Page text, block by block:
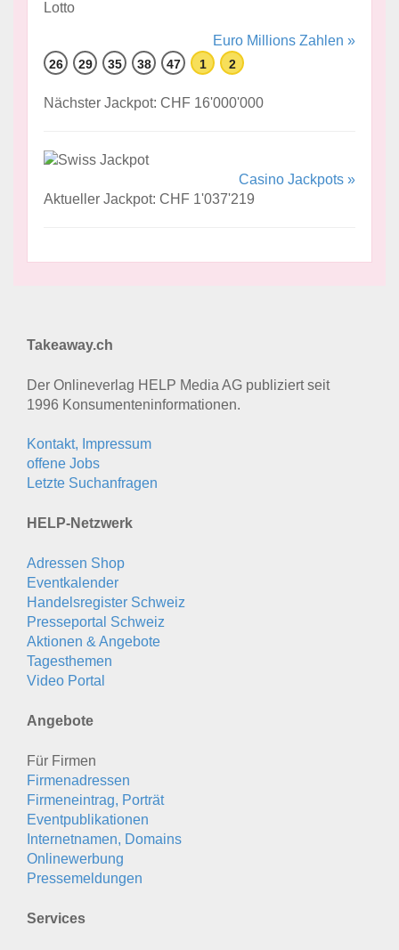
Euro Millions Zahlen »
26 29 35 38 47 1 2
Nächster Jackpot: CHF 16'000'000
Casino Jackpots »
Aktueller Jackpot: CHF 1'037'219
Takeaway.ch
Der Onlineverlag HELP Media AG publiziert seit
1996 Konsumenten­informationen.
Kontakt, Impressum
offene Jobs
Letzte Suchanfragen
HELP-Netzwerk
Adressen Shop
Eventkalender
Handelsregister Schweiz
Presseportal Schweiz
Aktionen & Angebote
Tagesthemen
Video Portal
Angebote
Für Firmen
Firmenadressen
Firmeneintrag, Porträt
Eventpublikationen
Internetnamen, Domains
Onlinewerbung
Pressemeldungen
Services